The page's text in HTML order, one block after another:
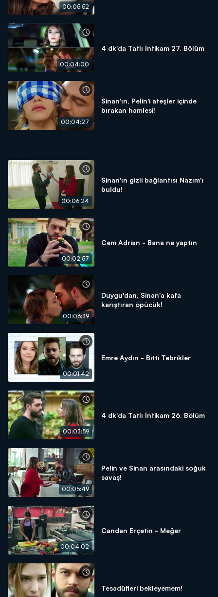
00:05:52
00:04:00
4 dk'da Tatlı İntikam 27. Bölüm
00:04:27
Sinan'ın, Pelin'i ateşler içinde
bırakan hamlesi!
00:06:24
Sinan'ın gizli bağlantısı Nazım'ı
buldu!
00:02:57
Cem Adrian - Bana ne yaptın
00:06:39
Duygu'dan, Sinan'a kafa
karıştıran öpücük!
00:01:42
Emre Aydın - Bitti Tebrikler
00:03:59
4 dk'da Tatlı İntikam 26. Bölüm
00:05:49
Pelin ve Sinan arasındaki soğuk
savaş!
00:04:02
Candan Erçetin - Meğer
Tesadüfleri bekleyemem!